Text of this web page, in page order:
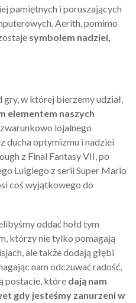
pamiętnych i poruszających
Aerith, pomimo
symbolem nadziei,
gry, w której bierzemy udział,
elementem naszych
lojalnego
ducha optymizmu i nadziei
z Final Fantasy VII, po
Luigiego z serii Super Mario
coś wyjątkowego do
oddać hołd tym
którzy nie tylko pomagają
ale także dodają głębi
nam odczuwać radość,
postacie, które dają nam
gdy jesteśmy zanurzeni w